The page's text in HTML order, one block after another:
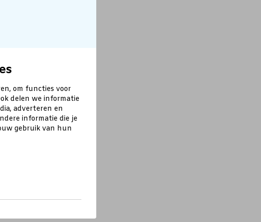
om functies voor
delen we informatie
adverteren en
informatie die je
gebruik van hun